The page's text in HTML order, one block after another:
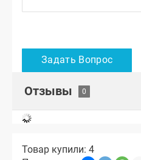
Отзывы
Товар купили: 4